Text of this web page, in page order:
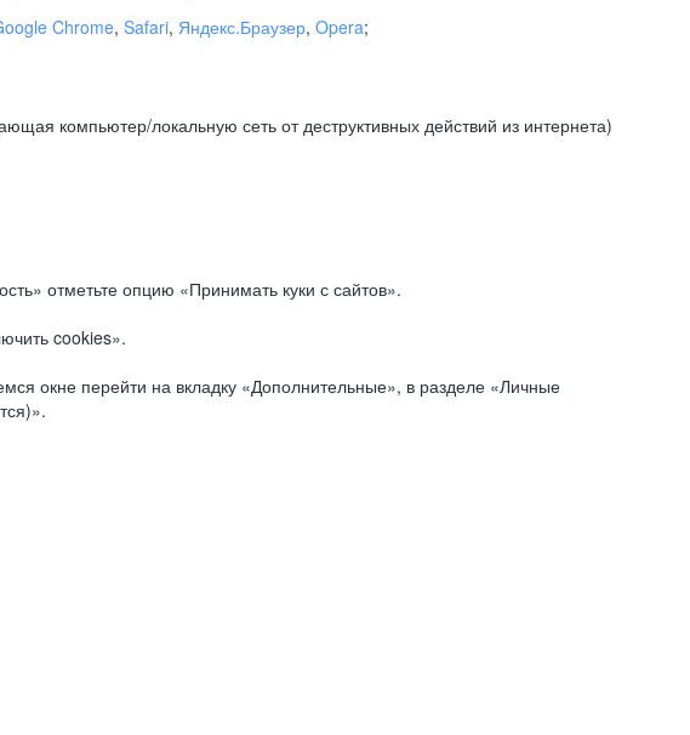
Chrome, Safari, Яндекс.Браузер, Opera;
компьютер/локальную сеть от деструктивных действий из интернета)
отметьте опцию «Принимать куки с сайтов».
cookies».
окне перейти на вкладку «Дополнительные», в разделе «Личные